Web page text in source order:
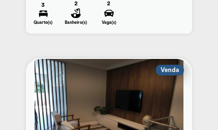
3
Quarto(s)
2
Banheiro(s)
2
Vaga(s)
Venda